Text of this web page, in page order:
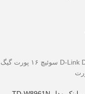
سوئیچ ۱۶ پورت گیگ دی لینک مدل D-Link DGS-1016C سوئیچ ۱۶ پورت گیگ